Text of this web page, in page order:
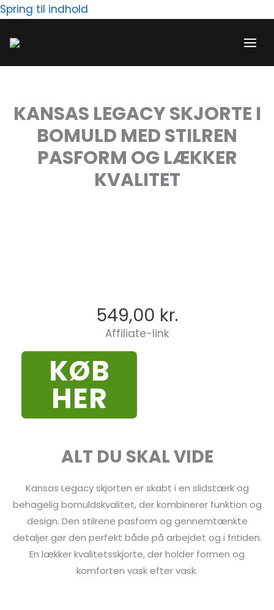
Spring til indhold
KANSAS LEGACY SKJORTE I
BOMULD MED STILREN
PASFORM OG LÆKKER
KVALITET
549,00 kr.
Affiliate-link
KØB
HER
ALT DU SKAL VIDE
Kansas Legacy skjorten er skabt i en slidstærk og
behagelig bomuldskvalitet, der kombinerer funktion og
design. Den stilrene pasform og gennemtænkte
detaljer gør den perfekt både på arbejdet og i fritiden.
En lækker kvalitetsskjorte, der holder formen og
komforten vask efter vask.